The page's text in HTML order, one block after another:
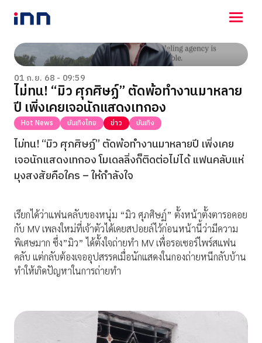
NEWS
ENTERTAINMENT
LIFESTYLE
HOROSCOPE
LOTTERY
VIDEO
ร่วมด้วยช่วยกัน
01 ก.ย. 68 - 09:59
ไม่ทน! “มิว ศุภศิษฏ์” ตัดพ้อทำงานมาหลาย
ปี เพิ่งเคยเจอนักแสดงเทกอง
Hot News บันเทิงไทย ข่าว บันเทิง
ไม่ทน! “มิว ศุภศิษฏ์” ตัดพ้อทำงานมาหลายปี เพิ่งเคย
เจอนักแสดงเทกอง โมเดลลิ่งก็ติดต่อไม่ได้ แฟนคลับแห่
มุงสงสัยคือใคร – ให้กำลังใจ
เรียกได้ว่าแฟนคลับของหนุ่ม “มิว ศุภศิษฏ์” ตั้งหน้าตั้งตารอคอย
กับ MV เพลงใหม่ที่เจ้าตัวได้เคยสปอยล์ไว้ก่อนหน้านี้ว่ามีความ
พิเศษมาก ซึ่ง”มิว” ได้ตั้งใจถ่ายทำ MV เพื่อรอเซอร์ไพร์สแฟน
คลับ แต่กลับต้องเจออุปสรรคเมื่อนักแสดงในกองถ่ายหนีกลับบ้าน
ทำให้เกิดปัญหาในการถ่ายทำ